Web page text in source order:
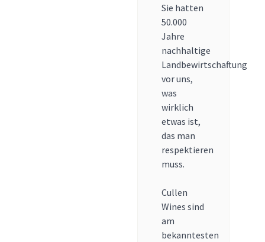
Sie hatten
50.000
Jahre
nachhaltige
Landbewirtschaftung
vor uns,
was
wirklich
etwas ist,
das man
respektieren
muss.
Cullen
Wines sind
am
bekanntesten